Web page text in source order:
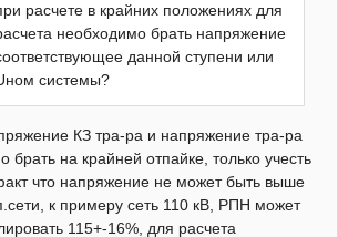
расчете в крайних положениях для
необходимо брать напряжение
данной ступени или
системы?
КЗ тра-ра и напряжение тра-ра
брать на крайней отпайке, только учесть
что напряжение не может быть выше
к примеру сеть 110 кВ, РПН может
115+-16%, для расчета